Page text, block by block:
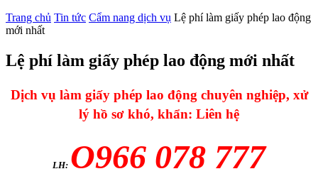
Trang chủ Tin tức Cẩm nang dịch vụ Lệ phí làm giấy phép lao động
mới nhất
Lệ phí làm giấy phép lao động mới nhất
Dịch vụ làm giấy phép lao động chuyên nghiệp, xử
lý hồ sơ khó, khẩn: Liên hệ
LH: O966 078 777